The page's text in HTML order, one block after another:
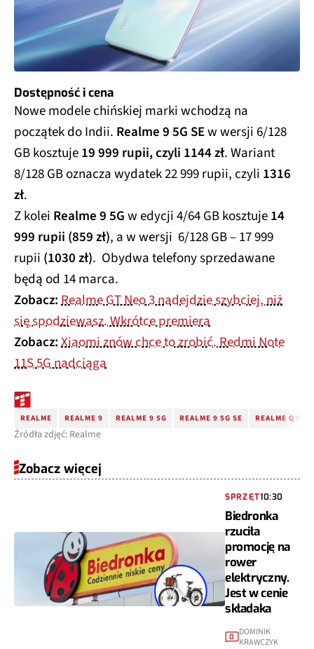
Dostępność i cena
Nowe modele chińskiej marki wchodzą na
początek do Indii. Realme 9 5G SEw wersji 6/128
GB kosztuje19 999 rupii, czyli 1144 zł. Wariant
8/128 GB oznacza wydatek 22 999 rupii, czyli 1316
zł.
Z kolei Realme 9 5Gw edycji 4/64 GB kosztuje14
999 rupii (859 zł), a w wersji 6/128 GB – 17 999
rupii (1030 zł). Obydwa telefony sprzedawane
będą od 14 marca.
Zobacz:Realme GT Neo 3 nadejdzie szybciej, niż
się spodziewasz. Wkrótce premiera
Zobacz:Xiaomi znów chce to zrobić. Redmi Note
11S 5G nadciąga
REALME REALME 9 REALME 9 5G REALME 9 5G SE REALME Q3T
Źródła zdjęć: Realme
Zobacz więcej
SPRZĘT10:30
Biedronka
rzuciła
promocję na
rower
elektryczny.
Jest w cenie
składaka
0
DOMINIK
KRAWCZYK